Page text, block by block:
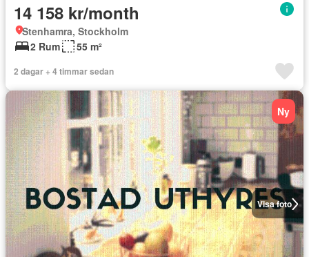
14 158 kr/month
Stenhamra, Stockholm
2 Rum
55 m²
2 dagar + 4 timmar sedan
Visa foto
Ny